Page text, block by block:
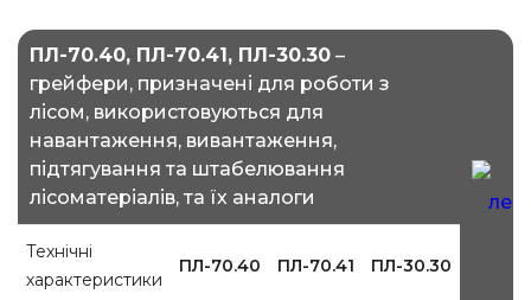
ПЛ-70.40, ПЛ-70.41, ПЛ-30.30 –
грейфери, призначені для роботи з
лісом, використовуються для
навантаження, вивантаження,
підтягування та штабелювання
лісоматеріалів, та їх аналоги
Технічні
характеристики
ПЛ-70.40 ПЛ-70.41 ПЛ-30.30